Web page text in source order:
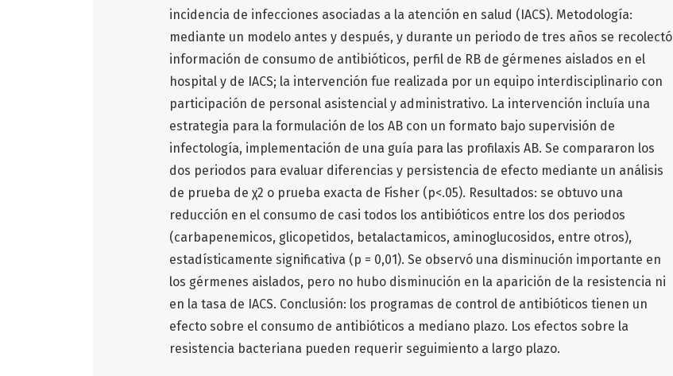
incidencia de infecciones asociadas a la atención en salud (IACS). Metodología:
mediante un modelo antes y después, y durante un periodo de tres años se recolectó
información de consumo de antibióticos, perfil de RB de gérmenes aislados en el
hospital y de IACS; la intervención fue realizada por un equipo interdisciplinario con
participación de personal asistencial y administrativo. La intervención incluía una
estrategia para la formulación de los AB con un formato bajo supervisión de
infectología, implementación de una guía para las profilaxis AB. Se compararon los
dos periodos para evaluar diferencias y persistencia de efecto mediante un análisis
de prueba de χ2 o prueba exacta de Fisher (p<.05). Resultados: se obtuvo una
reducción en el consumo de casi todos los antibióticos entre los dos periodos
(carbapenemicos, glicopetidos, betalactamicos, aminoglucosidos, entre otros),
estadísticamente significativa (p = 0,01). Se observó una disminución importante en
los gérmenes aislados, pero no hubo disminución en la aparición de la resistencia ni
en la tasa de IACS. Conclusión: los programas de control de antibióticos tienen un
efecto sobre el consumo de antibióticos a mediano plazo. Los efectos sobre la
resistencia bacteriana pueden requerir seguimiento a largo plazo.